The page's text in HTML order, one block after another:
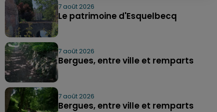
7 août 2026
Le patrimoine d'Esquelbecq
7 août 2026
Bergues, entre ville et remparts
7 août 2026
Bergues, entre ville et remparts